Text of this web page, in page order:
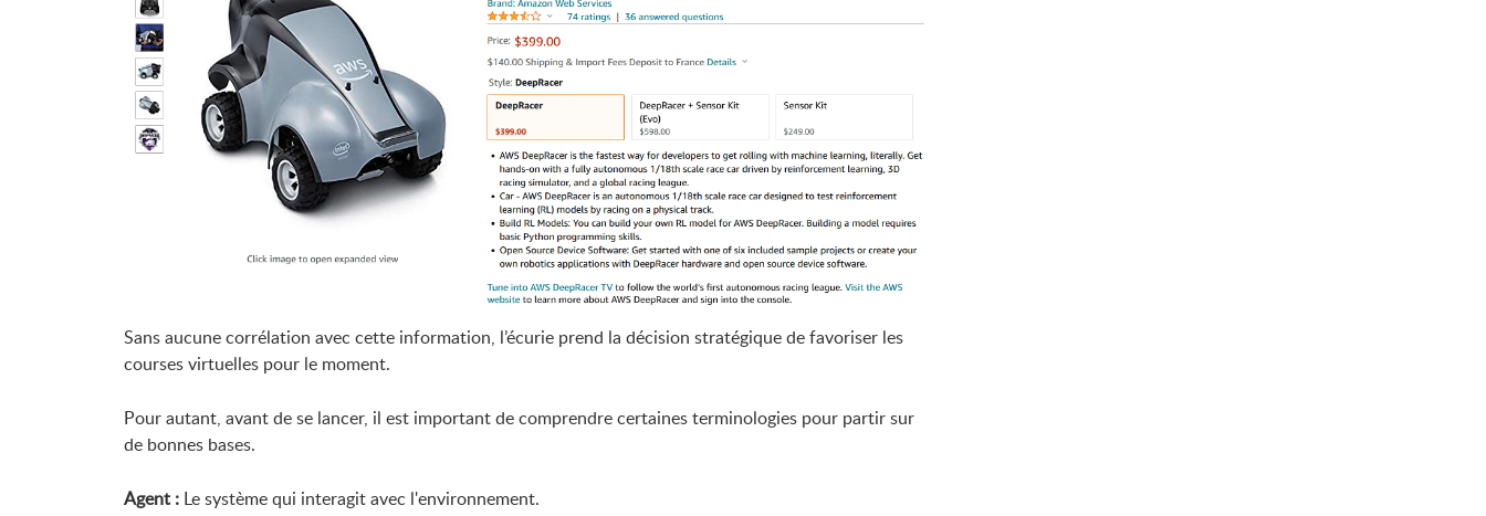
Sans aucune corrélation avec cette information, l’écurie prend la décision stratégique de favoriser les
courses virtuelles pour le moment.
Pour autant, avant de se lancer, il est important de comprendre certaines terminologies pour partir sur
de bonnes bases.
Agent : Le système qui interagit avec l'environnement.